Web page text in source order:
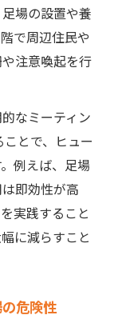
場の設置や養
で周辺住民や
注意喚起を行
なミーティン
とで、ヒュー
例えば、足場
即効性が高
実践すること
に減らすこと
危険性